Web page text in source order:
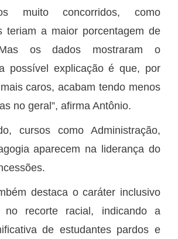
muito concorridos, como
teriam a maior porcentagem de
os dados mostraram o
possível explicação é que, por
caros, acabam tendo menos
no geral”, afirma Antônio.
cursos como Administração,
aparecem na liderança do
destaca o caráter inclusivo
no recorte racial, indicando a
de estudantes pardos e